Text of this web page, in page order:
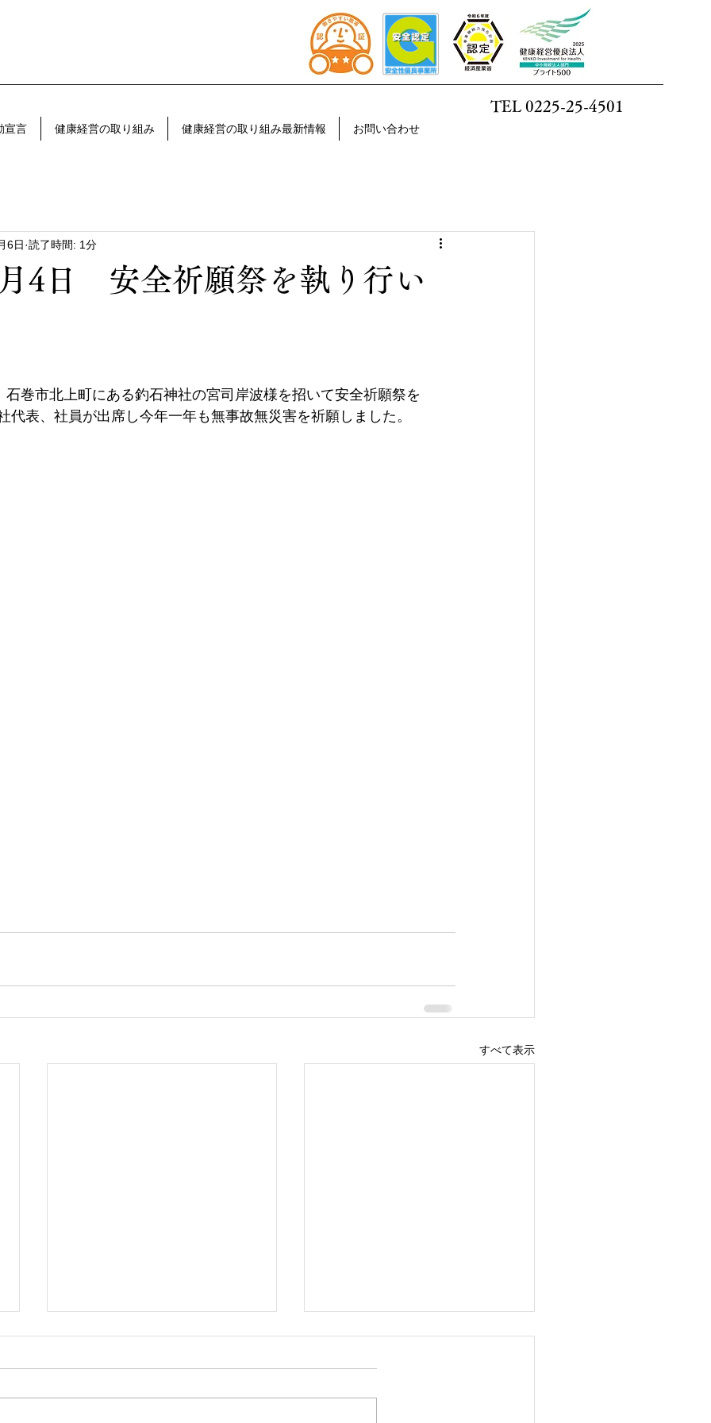
宣言 健康経営の取り組み 健康経営の取り組み最新情報 お問い合わせ
TEL 0225-25-4501
4日 安全祈願祭を執り行い
6日 読了時間: 1分
石巻市北上町にある釣石神社の宮司岸波様を招いて安全祈願祭を
代表、社員が出席し今年一年も無事故無災害を祈願しました。
すべて表示